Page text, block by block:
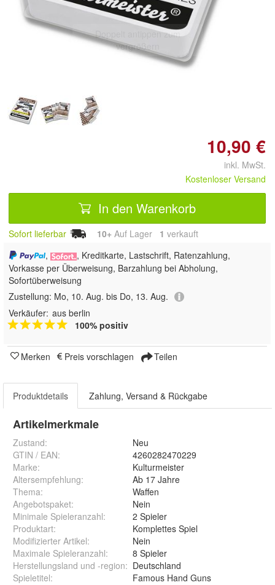
Doppelt antippen zum
vergrößern
10,90 €
inkl. MwSt.
Kostenloser Versand
In den Warenkorb
Sofort lieferbar 10+ Auf Lager 1 verkauft
,
, Kreditkarte, Lastschrift, Ratenzahlung,
Vorkasse per Überweisung, Barzahlung bei Abholung,
Sofortüberweisung
Zustellung: Mo, 10. Aug. bis Do, 13. Aug.
Verkäufer: aus berlin
100% positiv
Merken Preis vorschlagen Teilen
Produktdetails Zahlung, Versand & Rückgabe
Artikelmerkmale
Zustand:
Neu
GTIN / EAN:
4260282470229
Marke:
Kulturmeister
Altersempfehlung:
Ab 17 Jahre
Thema:
Waffen
Angebotspaket:
Nein
Minimale Spieleranzahl:
2 Spieler
Produktart:
Komplettes Spiel
Modifizierter Artikel:
Nein
Maximale Spieleranzahl:
8 Spieler
Herstellungsland und -region: Deutschland
Spieletitel: Famous Hand Guns